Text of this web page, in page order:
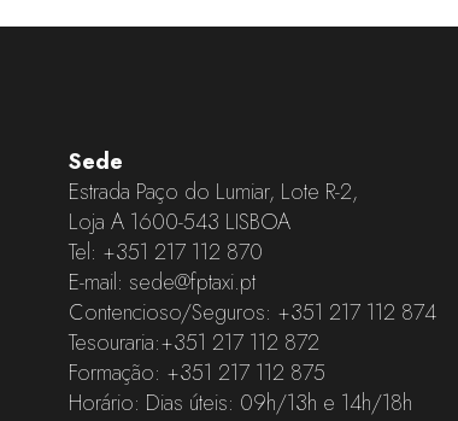
Sede
Estrada Paço do Lumiar, Lote R-2,
Loja A 1600-543 LISBOA
Tel: +351 217 112 870
E-mail: sede@fptaxi.pt
Contencioso/Seguros: +351 217 112 874
Tesouraria:+351 217 112 872
Formação: +351 217 112 875
Horário: Dias úteis: 09h/13h e 14h/18h